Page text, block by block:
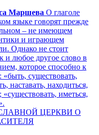
Маршева О глаголе
языке говорят прежде
– не имеющем
и играющем
Однако не стоит
и любое другое слово в
которое способно к
существовать,
наставать, находиться,
«существовать, иметься,
ЦЕРКВИ О